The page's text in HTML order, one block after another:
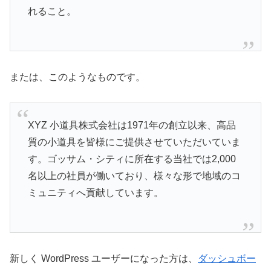
れること。
または、このようなものです。
XYZ 小道具株式会社は1971年の創立以来、高品
質の小道具を皆様にご提供させていただいていま
す。ゴッサム・シティに所在する当社では2,000
名以上の社員が働いており、様々な形で地域のコ
ミュニティへ貢献しています。
新しく WordPress ユーザーになった方は、
ダッシュボー